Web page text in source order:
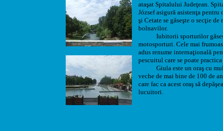
ataşat Spitalului Judeţean.
József asigură asistenţa
şi Cetate se găseşte o secţie
bolnavilor.
Iubitorii sporturilor găsesc
motosporturi. Cele mai
adus renume internaţională
pescuitul care se poate
Giula este un oraş cu
veche de mai bine de 100 de
care fac ca acest oraş să
lucuitori.